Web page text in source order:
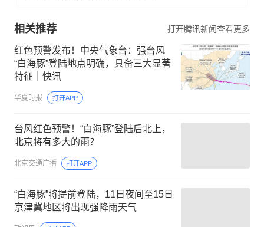
相关推荐 打开腾讯新闻查看更多
红色预警发布！中央气象台：强台风
“白海豚”登陆地点明确，具备三大显著
特征｜快讯
华夏时报 打开APP
台风红色预警！“白海豚”登陆后北上，
北京将有多大的雨？
北京交通广播 打开APP
“白海豚”将提前登陆，11日夜间至15日
京津冀地区将出现强降雨天气